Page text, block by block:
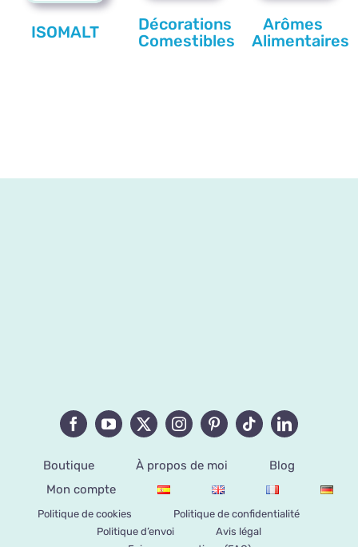
ISOMALT
Décorations
Comestibles
Arômes
Alimentaires
Boutique À propos de moi
Blog
Mon compte
Politique de cookies
Politique de confidentialité
Politique d’envoi
Avis légal